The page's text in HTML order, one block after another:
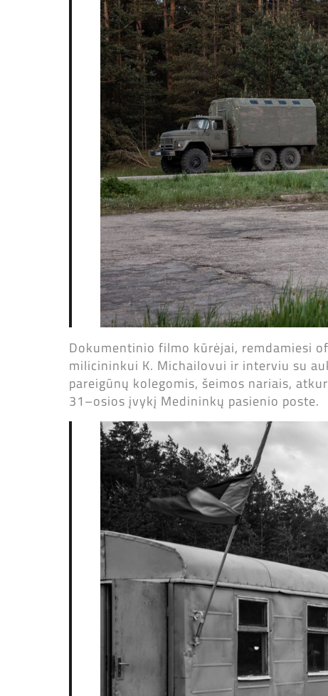
Dokumentinio filmo kūrėjai, remdamiesi
milicininkui K. Michailovui ir interviu su
pareigūnų kolegomis, šeimos nariais,
31–osios įvykį Medininkų pasienio poste.